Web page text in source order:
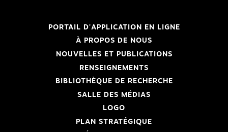
PORTAIL D'APPLICATION EN LIGNE
À PROPOS DE NOUS
NOUVELLES ET PUBLICATIONS
RENSEIGNEMENTS
BIBLIOTHÈQUE DE RECHERCHE
SALLE DES MÉDIAS
LOGO
PLAN STRATÉGIQUE